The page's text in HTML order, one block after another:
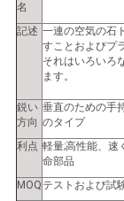
地
PRIVACY
POLICY
名
記述 一連の空気の石
すことおよびプ
それはいろいろ
ます。
鋭い
方向
垂直のための手
のタイプ
利点 軽量;高性能、速
命部品
MOQ テストおよび試